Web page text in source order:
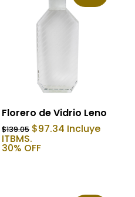
Añadir Al Carrito
Florero de Vidrio Leno
$139.05 El
precio
original
$97.34 El
precio
Incluye
ITBMS.
30% OFF